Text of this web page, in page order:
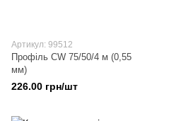
Артикул: 99512
Профіль CW 75/50/4 м (0,55
мм)
226.00 грн/шт